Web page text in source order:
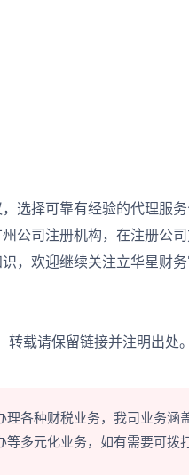
选择可靠有经验的代理服
公司注册机构，在注册公
，欢迎继续关注立华星财
载请保留链接并注明出处。
理各种财税业务，我司业务涵
多元化业务，如有需要可拨